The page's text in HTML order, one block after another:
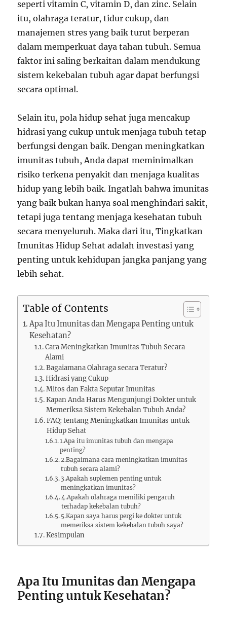
seperti vitamin C, vitamin D, dan zinc. Selain
itu, olahraga teratur, tidur cukup, dan
manajemen stres yang baik turut berperan
dalam memperkuat daya tahan tubuh. Semua
faktor ini saling berkaitan dalam mendukung
sistem kekebalan tubuh agar dapat berfungsi
secara optimal.
Selain itu, pola hidup sehat juga mencakup
hidrasi yang cukup untuk menjaga tubuh tetap
berfungsi dengan baik. Dengan meningkatkan
imunitas tubuh, Anda dapat meminimalkan
risiko terkena penyakit dan menjaga kualitas
hidup yang lebih baik. Ingatlah bahwa imunitas
yang baik bukan hanya soal menghindari sakit,
tetapi juga tentang menjaga kesehatan tubuh
secara menyeluruh. Maka dari itu, Tingkatkan
Imunitas Hidup Sehat adalah investasi yang
penting untuk kehidupan jangka panjang yang
lebih sehat.
Table of Contents
Apa Itu Imunitas dan Mengapa Penting untuk
Kesehatan?
Cara Meningkatkan Imunitas Tubuh Secara
Alami
Bagaiamana Olahraga secara Teratur?
Hidrasi yang Cukup
Mitos dan Fakta Seputar Imunitas
Kapan Anda Harus Mengunjungi Dokter untuk
Memeriksa Sistem Kekebalan Tubuh Anda?
FAQ: tentang Meningkatkan Imunitas untuk
Hidup Sehat
1.Apa itu imunitas tubuh dan mengapa
penting?
2.Bagaimana cara meningkatkan imunitas
tubuh secara alami?
3.Apakah suplemen penting untuk
meningkatkan imunitas?
4.Apakah olahraga memiliki pengaruh
terhadap kekebalan tubuh?
5.Kapan saya harus pergi ke dokter untuk
memeriksa sistem kekebalan tubuh saya?
Kesimpulan
Apa Itu Imunitas dan Mengapa
Penting untuk Kesehatan?